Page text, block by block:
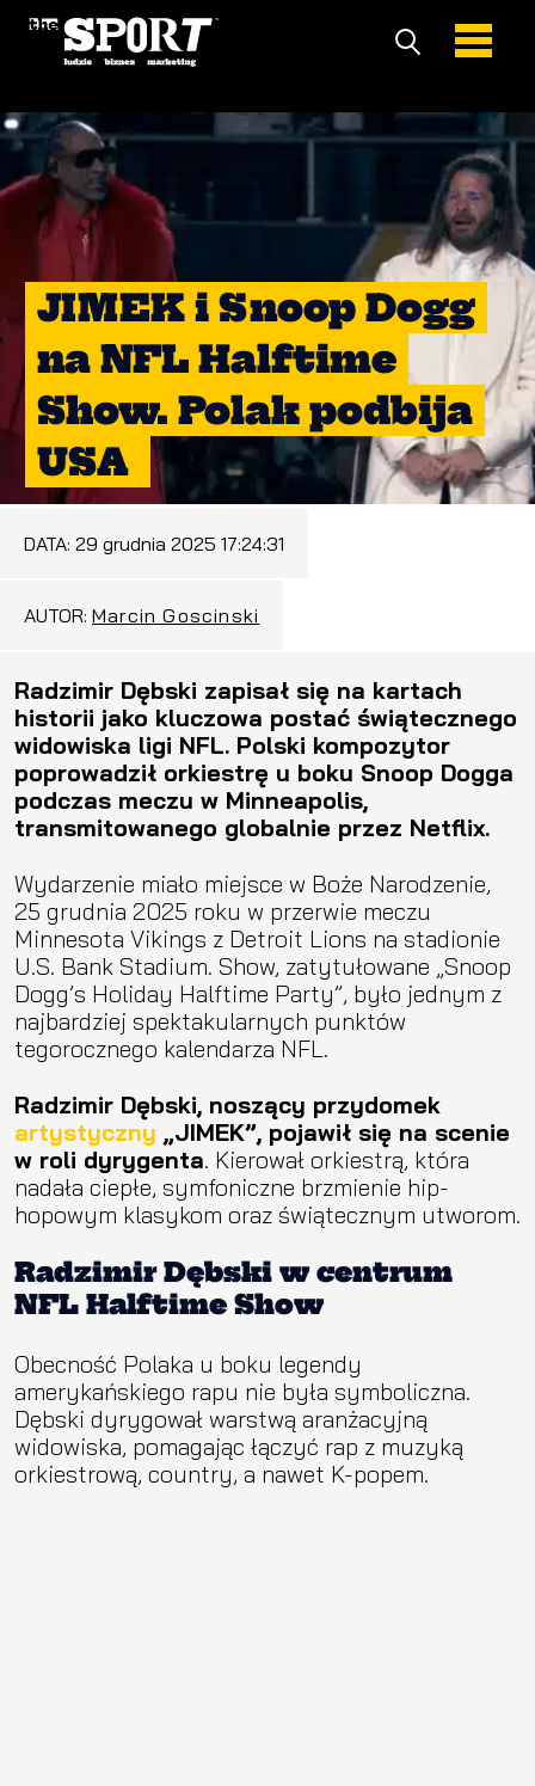
JIMEK i Snoop Dogg
na NFL Halftime
Show. Polak podbija
USA
DATA: 29 grudnia 2025 17:24:31
AUTOR: Marcin Goscinski
Radzimir Dębski zapisał się na kartach
historii jako kluczowa postać świątecznego
widowiska ligi NFL. Polski kompozytor
poprowadził orkiestrę u boku Snoop Dogga
podczas meczu w Minneapolis,
transmitowanego globalnie przez Netflix.
Wydarzenie miało miejsce w Boże Narodzenie,
25 grudnia 2025 roku w przerwie meczu
Minnesota Vikings z Detroit Lions na stadionie
U.S. Bank Stadium. Show, zatytułowane „Snoop
Dogg’s Holiday Halftime Party”, było jednym z
najbardziej spektakularnych punktów
tegorocznego kalendarza NFL.
Radzimir Dębski, noszący przydomek
artystyczny „JIMEK”, pojawił się na scenie
w roli dyrygenta. Kierował orkiestrą, która
nadała ciepłe, symfoniczne brzmienie hip-
hopowym klasykom oraz świątecznym utworom.
Radzimir Dębski w centrum
NFL Halftime Show
Obecność Polaka u boku legendy
amerykańskiego rapu nie była symboliczna.
Dębski dyrygował warstwą aranżacyjną
widowiska, pomagając łączyć rap z muzyką
orkiestrową, country, a nawet K-popem.